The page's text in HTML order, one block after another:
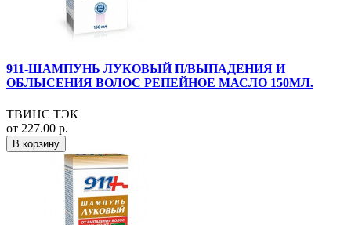
911-ШАМПУНЬ ЛУКОВЫЙ П/ВЫПАДЕНИЯ И
ОБЛЫСЕНИЯ ВОЛОС РЕПЕЙНОЕ МАСЛО 150МЛ.
ТВИНС ТЭК
от 227.00 р.
В корзину